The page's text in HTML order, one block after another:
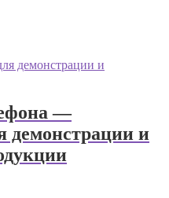
—
демонстрации и